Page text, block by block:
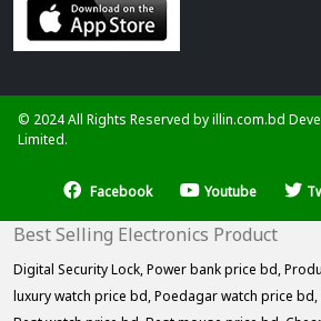
© 2024 All Rights Reserved by illin.com.bd
Limited.
Facebook Youtube
Best Selling Electronics Product
Digital Security Lock,Power bank price bd,
luxury watch price bd,Poedagar watch price bd,